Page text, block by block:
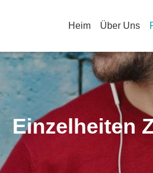
Heim Über Uns
Einzelheiten